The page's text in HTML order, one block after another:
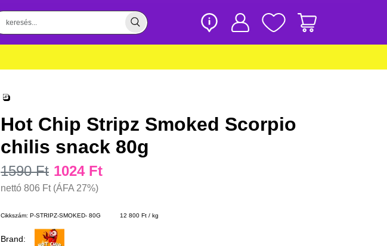
Hot Chip Stripz Smoked Scorpio
chilis snack 80g
1590 Ft 1024 Ft
nettó 806 Ft (ÁFA 27%)
Cikkszám: P-STRIPZ-SMOKED- 80G 12 800 Ft / kg
Brand: